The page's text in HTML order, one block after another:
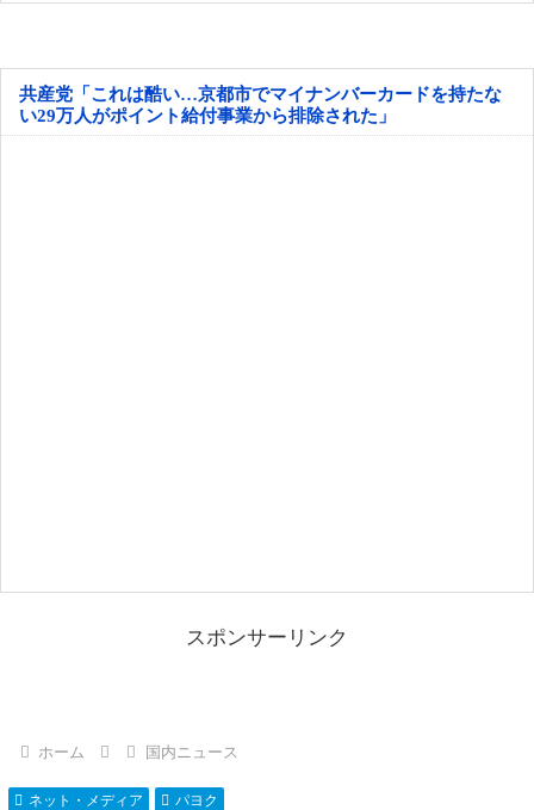
共産党「これは酷い…京都市でマイナンバーカードを持たな
い29万人がポイント給付事業から排除された」
スポンサーリンク
ホーム 国内ニュース
ネット・メディア パヨク